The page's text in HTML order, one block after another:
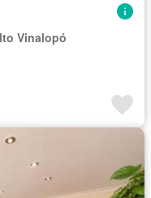
Vinalopó